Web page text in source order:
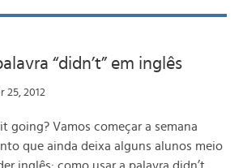
“didn’t” em inglês
25, 2012
going? Vamos começar a semana
que ainda deixa alguns alunos meio